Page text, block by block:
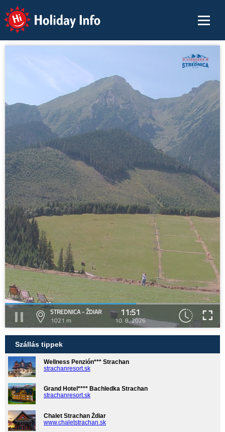
Holiday Info
STREDNICA - ŽDIAR
1021 m
11:51
10. 8. 2026
Szállás tippek
Wellness Penzión*** Strachan
strachanresort.sk
Grand Hotel**** Bachledka Strachan
strachanresort.sk
Chalet Strachan Ždiar
www.chaletstrachan.sk